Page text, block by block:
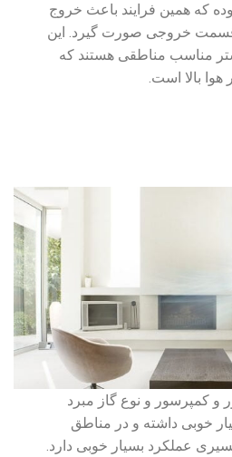
که همین فرایند باعث خروج
قسمت خروجی صورت گیرد. این
مناسب مناطقی هستند که
هوا بالا است.
و کمپرسور و نوع گاز مبرد
خوبی داشته و در مناطق
عملکرد بسیار خوبی دارد.